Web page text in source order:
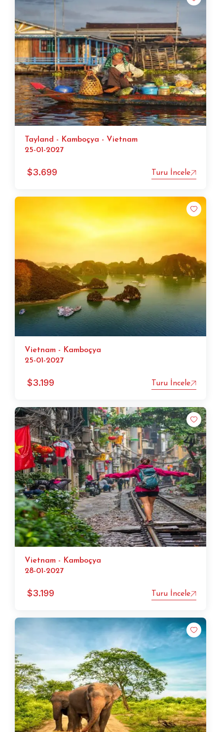
Tayland - Kamboçya - Vietnam
25-01-2027
$3.699 Turu İncele
Vietnam - Kamboçya
25-01-2027
$3.199 Turu İncele
Vietnam - Kamboçya
28-01-2027
$3.199 Turu İncele